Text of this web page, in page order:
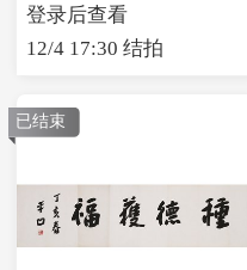
登录后查看
12/4 17:30 结拍
已结束